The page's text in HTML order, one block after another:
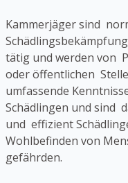
Kammerjäger sind
tätig und werden von
oder öffentlichen
umfassende
Schädlingen und sind
und effizient
Wohlbefinden von
gefährden.